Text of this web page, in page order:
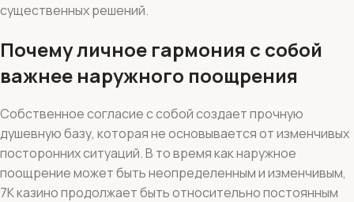
существенных решений.
Почему личное гармония с собой
важнее наружного поощрения
Собственное согласие с собой создает прочную
душевную базу, которая не основывается от изменчивых
посторонних ситуаций. В то время как наружное
поощрение может быть неопределенным и изменчивым,
7К казино продолжает быть относительно постоянным